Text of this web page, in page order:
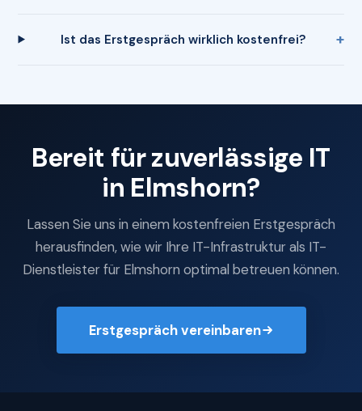
Ist das Erstgespräch wirklich kostenfrei?
Bereit für zuverlässige IT
in Elmshorn?
Lassen Sie uns in einem kostenfreien Erstgespräch
herausfinden, wie wir Ihre IT-Infrastruktur als IT-
Dienstleister für Elmshorn optimal betreuen können.
Erstgespräch vereinbaren